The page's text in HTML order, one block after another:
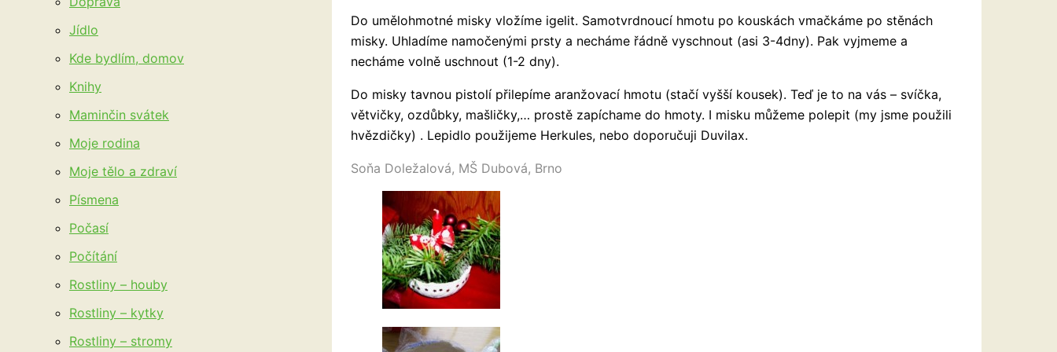
Jídlo
Kde bydlím, domov
Knihy
Maminčin svátek
Moje rodina
Moje tělo a zdraví
Písmena
Počasí
Počítání
Rostliny – houby
Rostliny – kytky
Rostliny – stromy
Do umělohmotné misky vložíme igelit. Samotvrdnoucí hmotu po kouskách vmačkáme po stěnách
misky. Uhladíme namočenými prsty a necháme řádně vyschnout (asi 3-4dny). Pak vyjmeme a
necháme volně uschnout (1-2 dny).
Do misky tavnou pistolí přilepíme aranžovací hmotu (stačí vyšší kousek). Teď je to na vás – svíčka,
větvičky, ozdůbky, mašličky,… prostě zapíchame do hmoty. I misku můžeme polepit (my jsme použili
hvězdičky) . Lepidlo použijeme Herkules, nebo doporučuji Duvilax.
Soňa Doležalová, MŠ Dubová, Brno